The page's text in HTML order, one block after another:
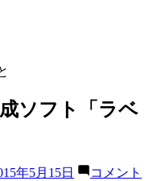
ソフト「ラベ
年5月15日
コメント